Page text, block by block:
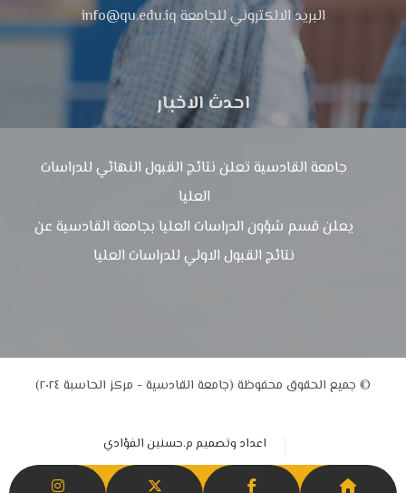
البريد الالكتروني للجامعة info@qu.edu.iq
احدث الاخبار
جامعة القادسية تعلن نتائج القبول النهائي للدراسات
العليا
يعلن قسم شؤون الدراسات العليا بجامعة القادسية عن
نتائج القبول الاولي للدراسات العليا
© جميع الحقوق محفوظة (جامعة القادسية - مركز الحاسبة ٢٠٢٤)
اعداد وتصميم م.حسنين الفؤادي